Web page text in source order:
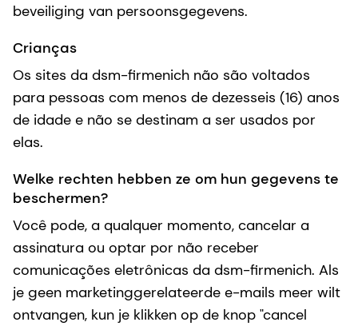
beveiliging van persoonsgegevens.
Crianças
Os sites da dsm-firmenich não são voltados
para pessoas com menos de dezesseis (16) anos
de idade e não se destinam a ser usados por
elas.
Welke rechten hebben ze om hun gegevens te
beschermen?
Você pode, a qualquer momento, cancelar a
assinatura ou optar por não receber
comunicações eletrônicas da dsm-firmenich. Als
je geen marketinggerelateerde e-mails meer wilt
ontvangen, kun je klikken op de knop "cancel